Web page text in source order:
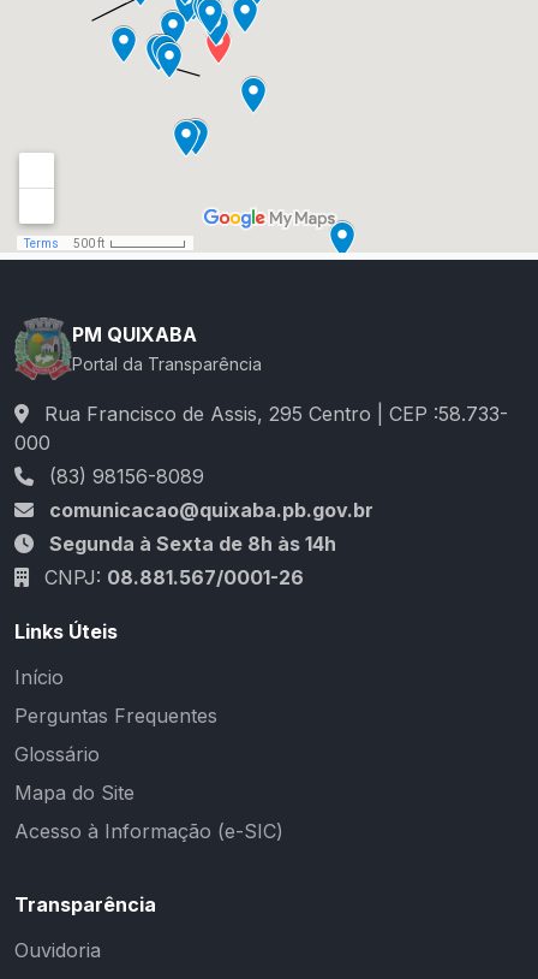
PM QUIXABA
Portal da Transparência
Rua Francisco de Assis, 295 Centro | CEP :58.733-
000
(83) 98156-8089
comunicacao@quixaba.pb.gov.br
Segunda à Sexta de 8h às 14h
CNPJ: 08.881.567/0001-26
Links Úteis
Início
Perguntas Frequentes
Glossário
Mapa do Site
Acesso à Informação (e-SIC)
Transparência
Ouvidoria